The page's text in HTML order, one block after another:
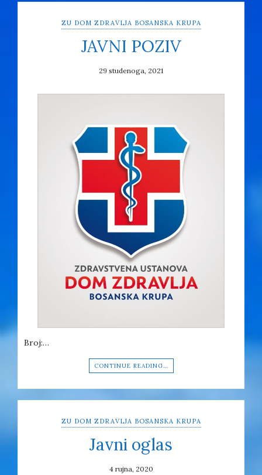
ZU DOM ZDRAVLJA BOSANSKA KRUPA
JAVNI POZIV
29 studenoga, 2021
Broj:…
CONTINUE READING…
ZU DOM ZDRAVLJA BOSANSKA KRUPA
Javni oglas
4 rujna, 2020